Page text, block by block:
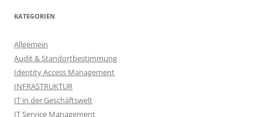
KATEGORIEN
Allgemein
Audit & Standortbestimmung
Identity Access Management
INFRASTRUKTUR
IT in der Geschäftswelt
IT Service Management